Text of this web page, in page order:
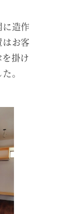
造作
お客
掛け
。